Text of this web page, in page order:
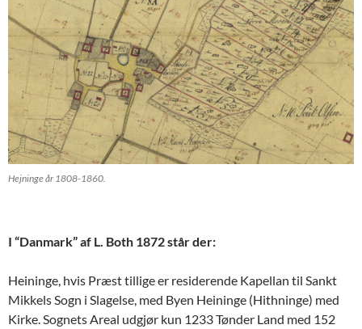
Hejninge år 1808-1860.
I “Danmark” af L. Both 1872 står der:
Heininge, hvis Præst tillige er residerende Kapellan til Sankt
Mikkels Sogn i Slagelse, med Byen Heininge (Hithninge) med
Kirke. Sognets Areal udgjør kun 1233 Tønder Land med 152